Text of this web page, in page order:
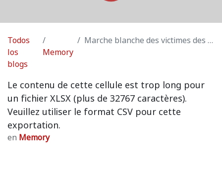
Todos
los
blogs
Memory
Marche blanche des victimes des "Tueurs fous du Brabant Wallon"
Le contenu de cette cellule est trop long pour
un fichier XLSX (plus de 32767 caractères).
Veuillez utiliser le format CSV pour cette
exportation.
en Memory